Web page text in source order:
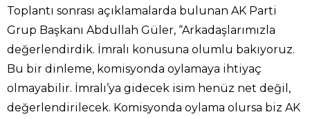
Toplantı sonrası açıklamalarda bulunan AK Parti
Grup Başkanı Abdullah Güler, “Arkadaşlarımızla
değerlendirdik. İmralı konusuna olumlu bakıyoruz.
Bu bir dinleme, komisyonda oylamaya ihtiyaç
olmayabilir. İmralı’ya gidecek isim henüz net değil,
değerlendirilecek. Komisyonda oylama olursa biz AK